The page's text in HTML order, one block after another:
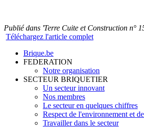
Publié dans 'Terre Cuite et Construction n°
Téléchargez l'article complet
Brique.be
FEDERATION
Notre organisation
SECTEUR BRIQUETIER
Un secteur innovant
Nos membres
Le secteur en quelques chiffres
Respect de l'environnement et
Travailler dans le secteur